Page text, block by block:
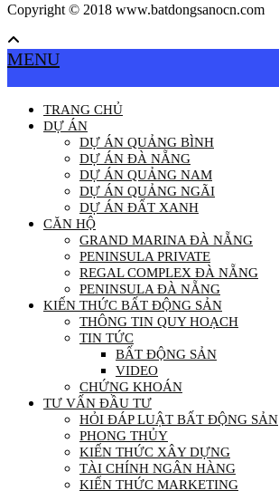
Copyright © 2018 www.batdongsanocn.com
MENU
TRANG CHỦ
DỰ ÁN
DỰ ÁN QUẢNG BÌNH
DỰ ÁN ĐÀ NẴNG
DỰ ÁN QUẢNG NAM
DỰ ÁN QUẢNG NGÃI
DỰ ÁN ĐẤT XANH
CĂN HỘ
GRAND MARINA ĐÀ NẴNG
PENINSULA PRIVATE
REGAL COMPLEX ĐÀ NẴNG
PENINSULA ĐÀ NẴNG
KIẾN THỨC BẤT ĐỘNG SẢN
THÔNG TIN QUY HOẠCH
TIN TỨC
BẤT ĐỘNG SẢN
VIDEO
CHỨNG KHOÁN
TƯ VẤN ĐẦU TƯ
HỎI ĐÁP LUẬT BẤT ĐỘNG SẢN
PHONG THỦY
KIẾN THỨC XÂY DỰNG
TÀI CHÍNH NGÂN HÀNG
KIẾN THỨC MARKETING